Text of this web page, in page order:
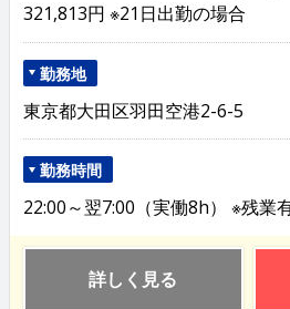
321,813円 ※21日出勤の場合
勤務地
東京都大田区羽田空港2-6-5
勤務時間
22:00～翌7:00（実働8h） ※残業
詳しく見る